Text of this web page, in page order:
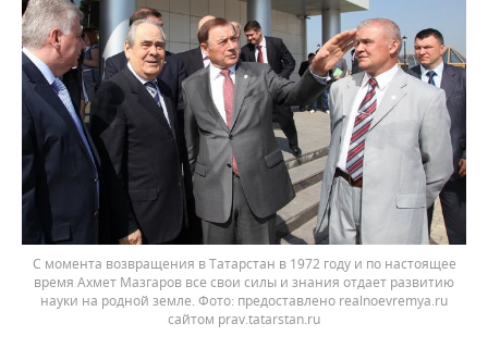
С момента возвращения в Татарстан в 1972 году и по настоящее
время Ахмет Мазгаров все свои силы и знания отдает развитию
науки на родной земле. Фото: предоставлено realnoevremya.ru
сайтом prav.tatarstan.ru